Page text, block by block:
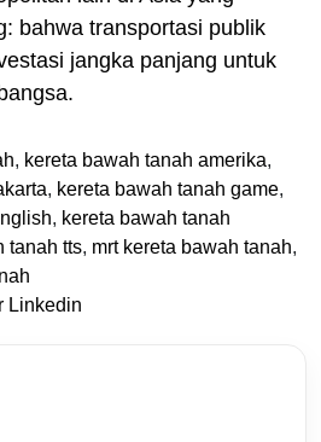
bahwa transportasi publik
jangka panjang untuk
, kereta bawah tanah amerika,
, kereta bawah tanah game,
, kereta bawah tanah
tanah tts, mrt kereta bawah tanah,
Linkedin